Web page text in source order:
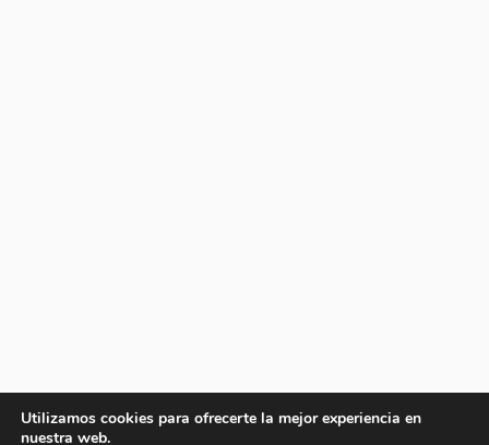
Utilizamos cookies para ofrecerte la mejor experiencia en
nuestra web.